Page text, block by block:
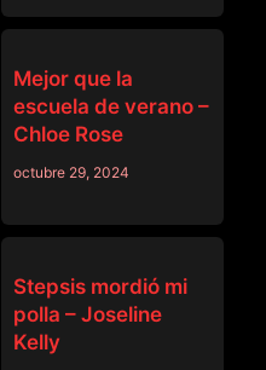
Mejor que la
escuela de verano –
Chloe Rose
octubre 29, 2024
Stepsis mordió mi
polla – Joseline
Kelly